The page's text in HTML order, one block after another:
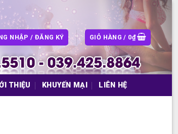
NHẬP / ĐĂNG KÝ GIỎ HÀNG / 0₫
THIỆU KHUYẾN MẠI LIÊN HỆ